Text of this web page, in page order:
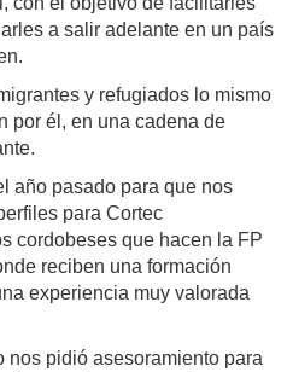
a salir adelante en un país
y refugiados lo mismo
por él, en una cadena de
año pasado para que nos
para Cortec
cordobeses que hacen la FP
reciben una formación
experiencia muy valorada
nos pidió asesoramiento para